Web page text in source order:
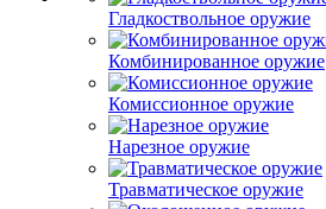
Гладкоствольное оружие
Комбинированное оружие
Комиссионное оружие
Нарезное оружие
Травматическое оружие